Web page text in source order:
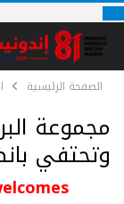
الصفحة الرئيسية
مجموعة
وتحتفي